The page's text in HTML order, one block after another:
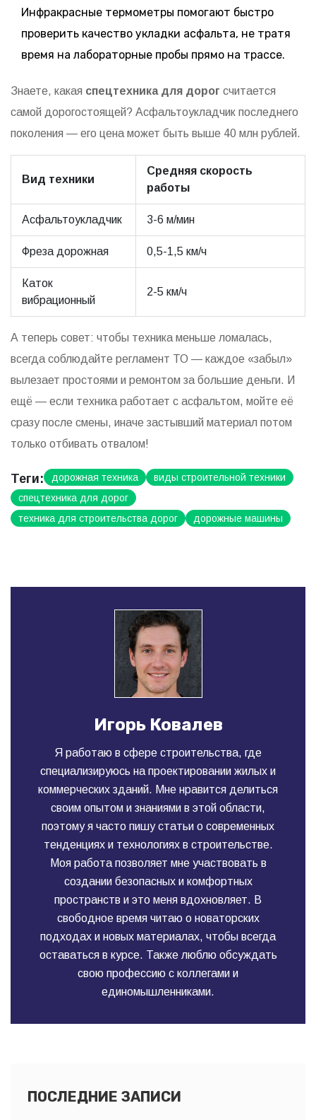
Инфракрасные термометры помогают быстро
проверить качество укладки асфальта, не тратя
время на лабораторные пробы прямо на трассе.
Знаете, какая спецтехника для дорог считается
самой дорогостоящей? Асфальтоукладчик последнего
поколения — его цена может быть выше 40 млн рублей.
Вид техники
Средняя скорость
работы
Асфальтоукладчик 3-6 м/мин
Фреза дорожная 0,5-1,5 км/ч
Каток
вибрационный
2-5 км/ч
А теперь совет: чтобы техника меньше ломалась,
всегда соблюдайте регламент ТО — каждое «забыл»
вылезает простоями и ремонтом за большие деньги. И
ещё — если техника работает с асфальтом, мойте её
сразу после смены, иначе застывший материал потом
только отбивать отвалом!
Теги: дорожная техника
виды строительной техники
спецтехника для дорог
техника для строительства дорог
дорожные машины
Игорь Ковалев
Я работаю в сфере строительства, где
специализируюсь на проектировании жилых и
коммерческих зданий. Мне нравится делиться
своим опытом и знаниями в этой области,
поэтому я часто пишу статьи о современных
тенденциях и технологиях в строительстве.
Моя работа позволяет мне участвовать в
создании безопасных и комфортных
пространств и это меня вдохновляет. В
свободное время читаю о новаторских
подходах и новых материалах, чтобы всегда
оставаться в курсе. Также люблю обсуждать
свою профессию с коллегами и
единомышленниками.
ПОСЛЕДНИЕ ЗАПИСИ